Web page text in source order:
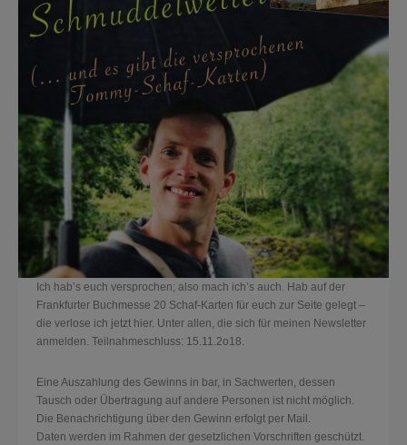
Ich hab’s euch versprochen; also mach ich’s auch. Hab auf der
Frankfurter Buchmesse 20 Schaf-Karten für euch zur Seite gelegt –
die verlose ich jetzt hier. Unter allen, die sich für meinen Newsletter
anmelden. Teilnahmeschluss: 15.11.2o18.
Eine Auszahlung des Gewinns in bar, in Sachwerten, dessen
Tausch oder Übertragung auf andere Personen ist nicht möglich.
Die Benachrichtigung über den Gewinn erfolgt per Mail.
Daten werden im Rahmen der gesetzlichen Vorschriften geschützt.